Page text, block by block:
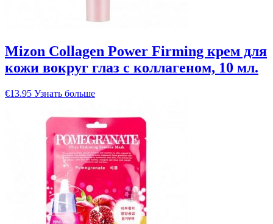
Mizon Collagen Power Firming крем для
кожи вокруг глаз с коллагеном, 10 мл.
€13.95 Узнать больше